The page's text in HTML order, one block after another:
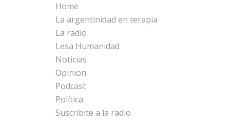
Home
La argentinidad en terapia
La radio
Lesa Humanidad
Noticias
Opinion
Podcast
Política
Suscribite a la radio